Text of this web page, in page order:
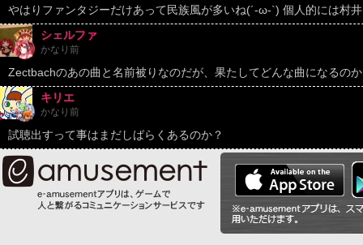
やはりファンタジーだけあって民族風が多いね(´-ω-`) 個人的には村
シェルファ
かなり前
Zectbachのあの曲と名前被りなのだが、果たしてどんな曲になるの
キリエ
かなり前
試聴出すって事はまだしばらくあるのか？